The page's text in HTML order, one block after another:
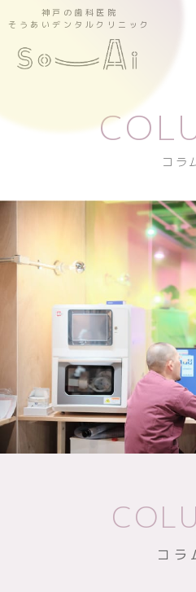
神戸の歯科医院
そうあいデンタルクリニック
コラ
コラ